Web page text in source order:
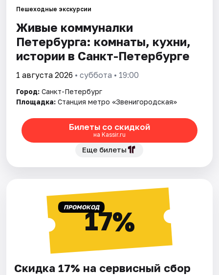
Города
Площадки
Артисты
Рейтинги
Пешеходные экскурсии
Живые коммуналки
Петербурга: комнаты, кухни,
истории в Санкт-Петербурге
1 августа 2026 • суббота • 19:00
Город: Санкт-Петербург
Площадка: Станция метро «Звенигородская»
Билеты со скидкой
на Kassir.ru
Еще билеты
ПРОМОКОД17%
Скидка 17% на сервисный сбор